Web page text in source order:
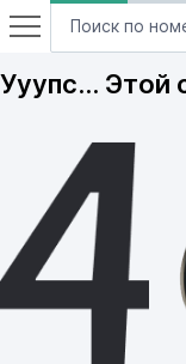
Ууупс… Этой